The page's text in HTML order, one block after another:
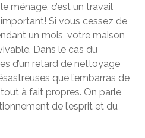
ménage, c’est un travail
Si vous cessez de
un mois, votre maison
Dans le cas du
d’un retard de nettoyage
que l’embarras de
à fait propres. On parle
de l’esprit et du